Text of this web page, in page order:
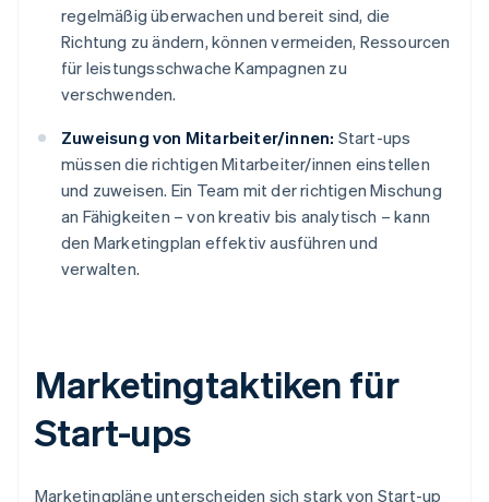
regelmäßig überwachen und bereit sind, die
Richtung zu ändern, können vermeiden, Ressourcen
für leistungsschwache Kampagnen zu
verschwenden.
Zuweisung von Mitarbeiter/innen: Start-ups
müssen die richtigen Mitarbeiter/innen einstellen
und zuweisen. Ein Team mit der richtigen Mischung
an Fähigkeiten – von kreativ bis analytisch – kann
den Marketingplan effektiv ausführen und
verwalten.
Marketingtaktiken für
Start-ups
Marketingpläne unterscheiden sich stark von Start-up